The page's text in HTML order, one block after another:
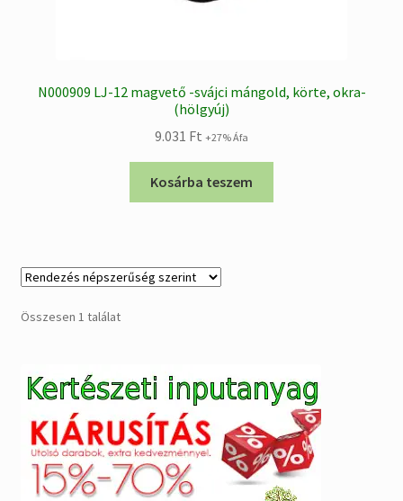
N000909 LJ-12 magvető -svájci mángold, körte, okra-
(hölgyúj)
9.031 Ft +27% Áfa
Kosárba teszem
Összesen 1 találat